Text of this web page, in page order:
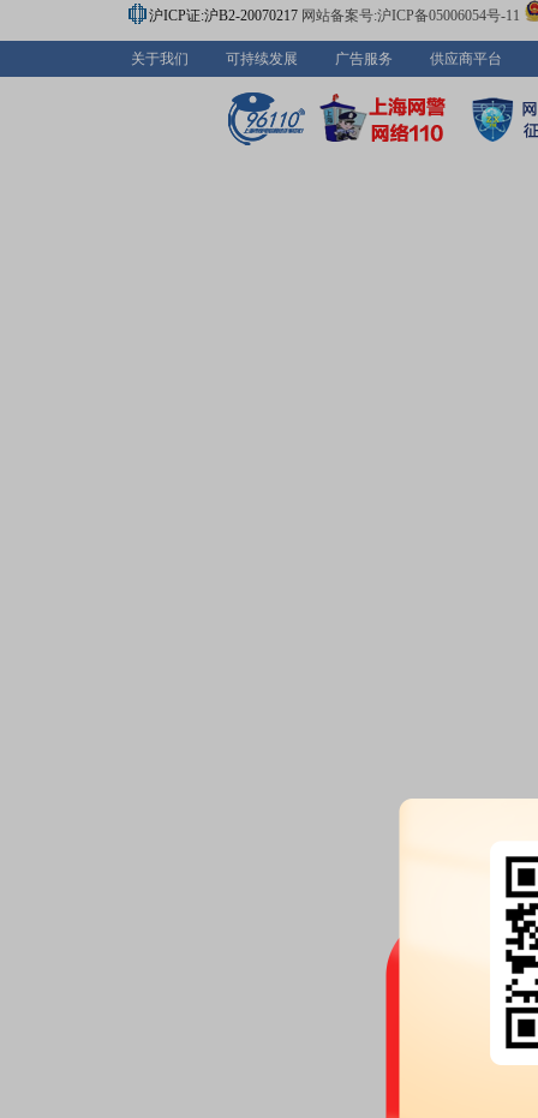
沪ICP证:沪B2-20070217 网站备案号:沪ICP备05006054号-11
关于我们 可持续发展 广告服务 供应商平台